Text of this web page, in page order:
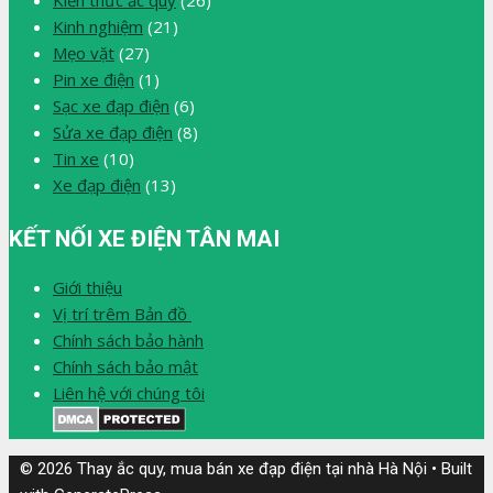
Kinh nghiệm (21)
Mẹo vặt (27)
Pin xe điện (1)
Sạc xe đạp điện (6)
Sửa xe đạp điện (8)
Tin xe (10)
Xe đạp điện (13)
KẾT NỐI XE ĐIỆN TÂN MAI
Giới thiệu
Vị trí trêm Bản đồ
Chính sách bảo hành
Chính sách bảo mật
Liên hệ với chúng tôi
© 2026 Thay ắc quy, mua bán xe đạp điện tại nhà Hà Nội • Built